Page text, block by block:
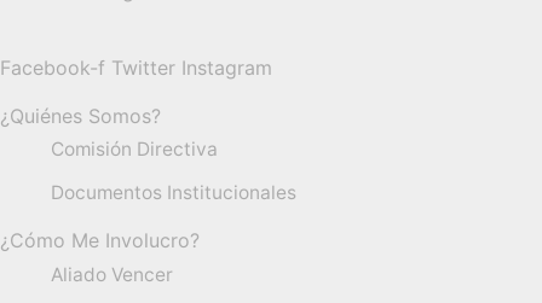
Facebook-f Twitter Instagram
¿Quiénes Somos?
Comisión Directiva
Documentos Institucionales
¿Cómo Me Involucro?
Aliado Vencer